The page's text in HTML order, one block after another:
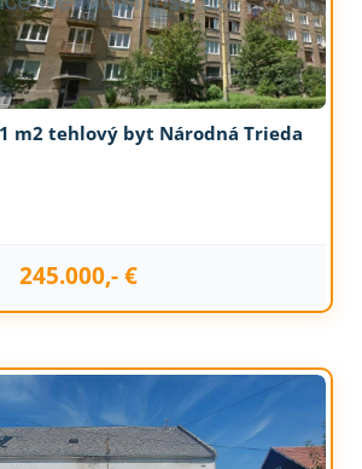
m2 tehlový byt Národná Trieda
245.000,- €